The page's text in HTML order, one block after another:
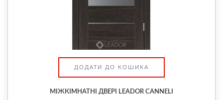
ДОДАТИ ДО КОШИКА
МІЖКІМНАТНІ ДВЕРІ LEADOR CANNELI